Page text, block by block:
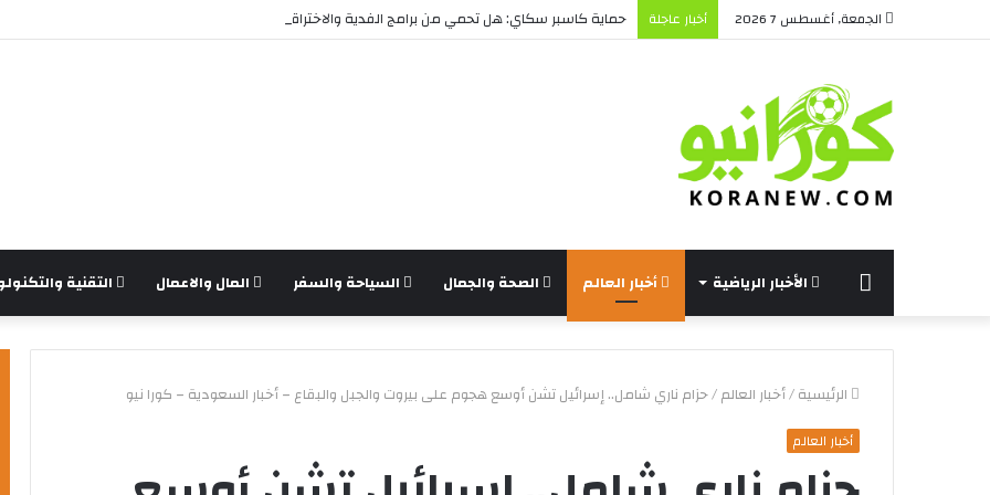
الجمعة, أغسطس 7 2026 أخبار عاجلة حماية كاسبر سكاي: هل تحمي من برامج الفدية والاختراقات الحديثة؟
الرئيسة الأخبار الرياضية أخبار العالم الصحة والجمال السياحة والسفر المال والاعمال التقنية
الرئيسية/أخبار العالم/حزام ناري شامل.. إسرائيل تشن أوسع هجوم على بيروت والجبل والبقاع – أخبار السعودية – كورا نيو
أخبار العالم